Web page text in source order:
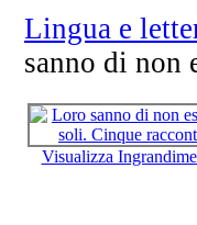
per
Lingua e
sanno di non
Visualizza